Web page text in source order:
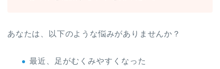
あなたは、以下のような悩みがありませんか？
最近、足がむくみやすくなった